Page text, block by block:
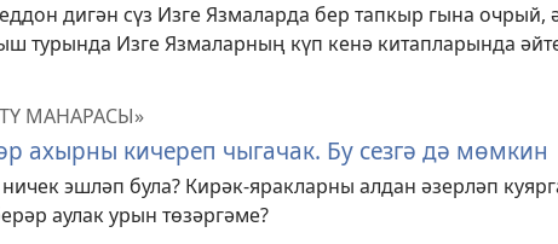
дигән сүз Изге Язмаларда бер тапкыр гына очрый,
турында Изге Язмаларның күп кенә китапларында
МАНАРАСЫ»
ахырны кичереп чыгачак. Бу сезгә дә мөмкин
эшләп була? Кирәк-яракларны алдан әзерләп
аулак урын төзәргәме?